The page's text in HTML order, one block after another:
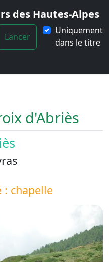
des Hautes-Alpes
Lancer
Uniquement
dans le titre
croix-d-Abries
d'Abriès
: chapelle